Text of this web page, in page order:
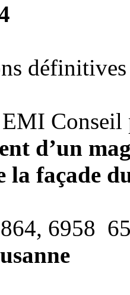
définitives
d’un
la façade
6958